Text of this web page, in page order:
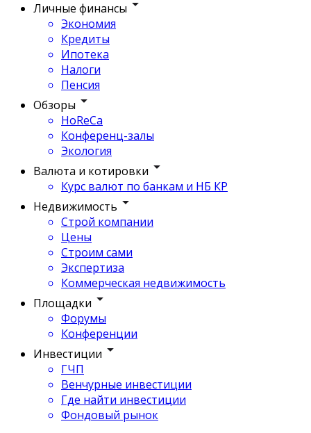
Личные финансы
Экономия
Кредиты
Ипотека
Налоги
Пенсия
Обзоры
HoReCa
Конференц-залы
Экология
Валюта и котировки
Курс валют по банкам и НБ КР
Недвижимость
Строй компании
Цены
Строим сами
Экспертиза
Коммерческая недвижимость
Площадки
Форумы
Конференции
Инвестиции
ГЧП
Венчурные инвестиции
Где найти инвестиции
Фондовый рынок